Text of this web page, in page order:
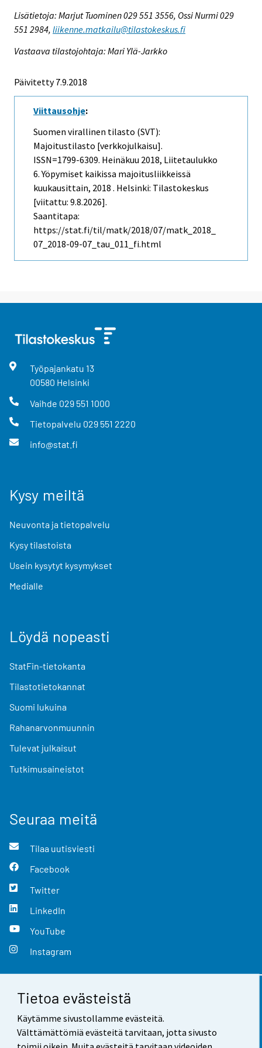
Tietoa evästeistä
Käytämme sivustollamme evästeitä.
Välttämättömiä evästeitä tarvitaan, jotta sivusto
Lisätietoja: Marjut Tuominen 029 551 3556, Ossi Nurmi 029
551 2984, liikenne.matkailu@tilastokeskus.fi
Vastaava tilastojohtaja: Mari Ylä-Jarkko
Päivitetty 7.9.2018
Viittausohje:
Suomen virallinen tilasto (SVT):
Majoitustilasto [verkkojulkaisu].
ISSN=1799-6309. Heinäkuu 2018, Liitetaulukko
6. Yöpymiset kaikissa majoitusliikkeissä
kuukausittain, 2018 . Helsinki: Tilastokeskus
[viitattu: 9.8.2026].
Saantitapa:
https://stat.fi/til/matk/2018/07/matk_2018_
07_2018-09-07_tau_011_fi.html
Työpajankatu 13
00580 Helsinki
Vaihde 029 551 1000
Tietopalvelu 029 551 2220
info@stat.fi
Kysy meiltä
Neuvonta ja tietopalvelu
Kysy tilastoista
Usein kysytyt kysymykset
Medialle
Löydä nopeasti
StatFin-tietokanta
Tilastotietokannat
Suomi lukuina
Rahanarvonmuunnin
Tulevat julkaisut
Tutkimusaineistot
Seuraa meitä
Tilaa uutisviesti
Facebook
Twitter
LinkedIn
YouTube
Instagram
Yhteystiedot
Palaute